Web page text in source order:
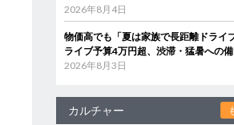
2026年8月4日
物価高でも「夏は家族で長距離ドラ
ライブ予算4万円超、渋滞・猛暑への
2026年8月3日
カルチャー